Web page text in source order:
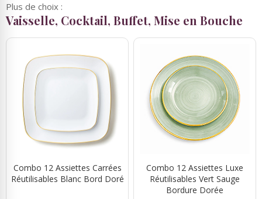
Plus de choix :
Vaisselle, Cocktail, Buffet, Mise en Bouche
Combo 12 Assiettes Carrées
Réutilisables Blanc Bord Doré
Combo 12 Assiettes Luxe
Réutilisables Vert Sauge
Bordure Dorée